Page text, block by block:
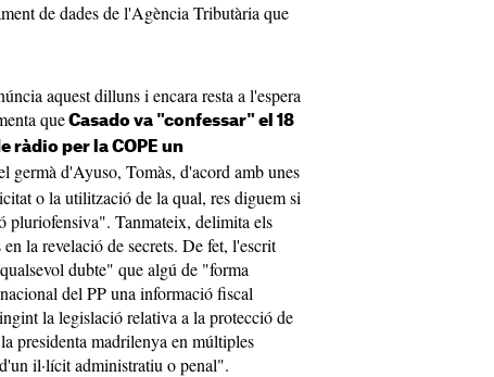
de dades de l'Agència Tributària que
aquest dilluns i encara resta a l'espera
que Casado va "confessar" el 18
ràdio per la COPE un
germà d'Ayuso, Tomàs, d'acord amb unes
o la utilització de la qual, res diguem si
pluriofensiva". Tanmateix, delimita els
la revelació de secrets. De fet, l'escrit
dubte" que algú de "forma
del PP una informació fiscal
la legislació relativa a la protecció de
presidenta madrilenya en múltiples
il·lícit administratiu o penal".